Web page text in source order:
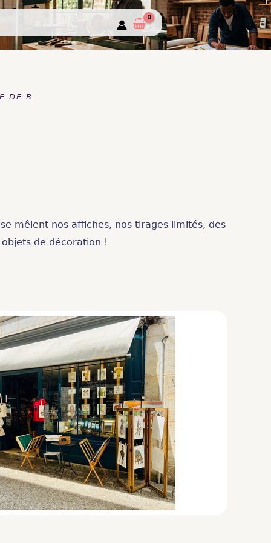
DE B
mêlent nos affiches, nos tirages limités, des
de décoration !